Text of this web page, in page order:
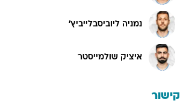
נמניה ליוביסבלייביץ'
איציק שולמייסטר
קישור